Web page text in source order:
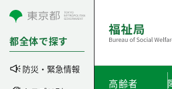
コンテンツにスキップ
都全体で探す
防災・緊急情報
高齢者